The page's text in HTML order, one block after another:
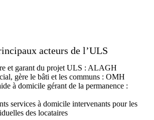
acteurs de l’ULS
et garant du projet ULS : ALAGH
gère le bâti et les communs : OMH
à domicile gérant de la permanence :
services à domicile intervenants pour les
des locataires